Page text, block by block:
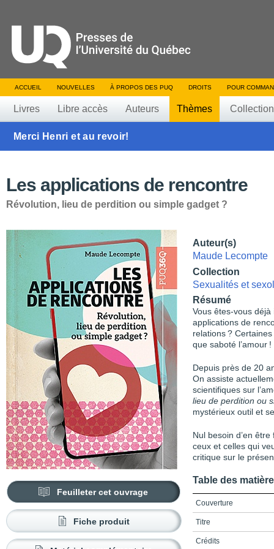
ACCUEIL NOUVELLES À PROPOS DES PUQ DROITS POUR
Livres Libre accès Auteurs Thèmes
Merci Henri et au revoir!
Les applications de rencontre
Révolution, lieu de perdition ou simple gadget ?
Feuilleter cet ouvrage
Fiche produit
Auteur(s)
Maude Lecompte
Collection
Sexualités et
Résumé
Vous êtes-vous déjà
applications de
relations ?
que saboté l’amour !
Depuis près de 20
On assiste
scientifiques sur
lieu de perdition ou
mystérieux outil et
Nul besoin d’en
ceux et celles qui
critique sur le
Table des
Couverture
Titre
Crédits